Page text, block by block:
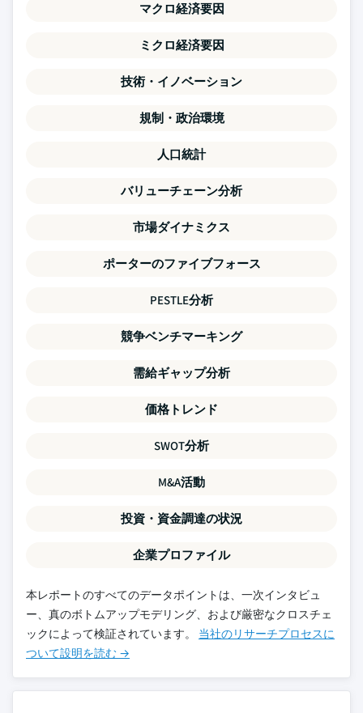
マクロ経済要因
ミクロ経済要因
技術・イノベーション
規制・政治環境
人口統計
バリューチェーン分析
市場ダイナミクス
ポーターのファイブフォース
PESTLE分析
競争ベンチマーキング
需給ギャップ分析
価格トレンド
SWOT分析
M&A活動
投資・資金調達の状況
企業プロファイル
本レポートのすべてのデータポイントは、一次インタビュ
ー、真のボトムアップモデリング、および厳密なクロスチェ
ックによって検証されています。 当社のリサーチプロセスに
ついて設明を読む →